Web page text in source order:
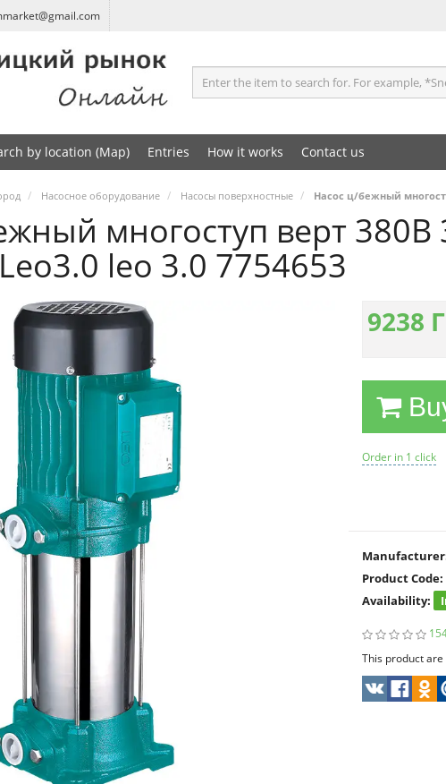
by location (Map) Entries How it works Contact us
Насосное оборудование Насосы поверхностные Насос ц/бежный
многоступ верт 380В
leo 3.0 7754653
9238
Order in 1 click
Product Code:
Availability:
This product